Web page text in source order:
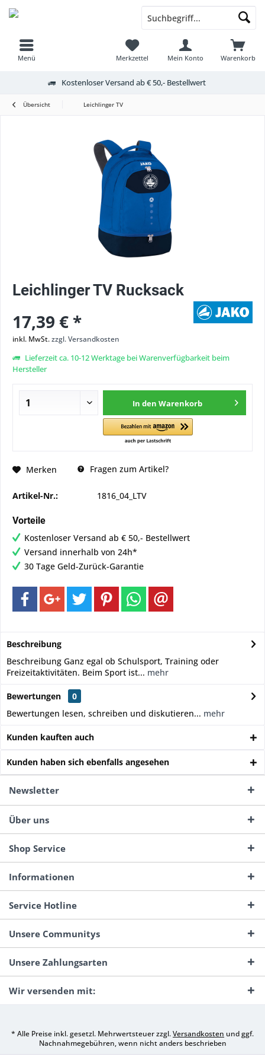
Menü Warenkorb
Merkzettel Mein Konto
Kostenloser Versand ab € 50,- Bestellwert
Übersicht Leichlinger TV
Leichlinger TV Rucksack
17,39 € *
inkl. MwSt.zzgl. Versandkosten
Lieferzeit ca. 10-12 Werktage bei Warenverfügbarkeit beim
Hersteller
In den Warenkorb
Merken Fragen zum Artikel?
Artikel-Nr.: 1816_04_LTV
Vorteile
Kostenloser Versand ab € 50,- Bestellwert
Versand innerhalb von 24h*
30 Tage Geld-Zurück-Garantie
Beschreibung
Beschreibung Ganz egal ob Schulsport, Training oder
Freizeitaktivitäten. Beim Sport ist... mehr
Bewertungen
0
Bewertungen lesen, schreiben und diskutieren... mehr
Kunden kauften auch
Kunden haben sich ebenfalls angesehen
Newsletter
Über uns
Shop Service
Informationen
Service Hotline
Unsere Communitys
Unsere Zahlungsarten
Wir versenden mit:
* Alle Preise inkl. gesetzl. Mehrwertsteuer zzgl.Versandkosten und ggf.
Nachnahmegebühren, wenn nicht anders beschrieben